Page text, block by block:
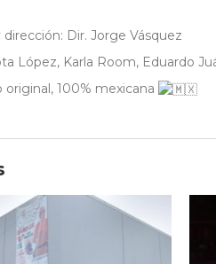
Dir. Jorge Vásquez
López, Karla Room, Eduardo
original, 100% mexicana